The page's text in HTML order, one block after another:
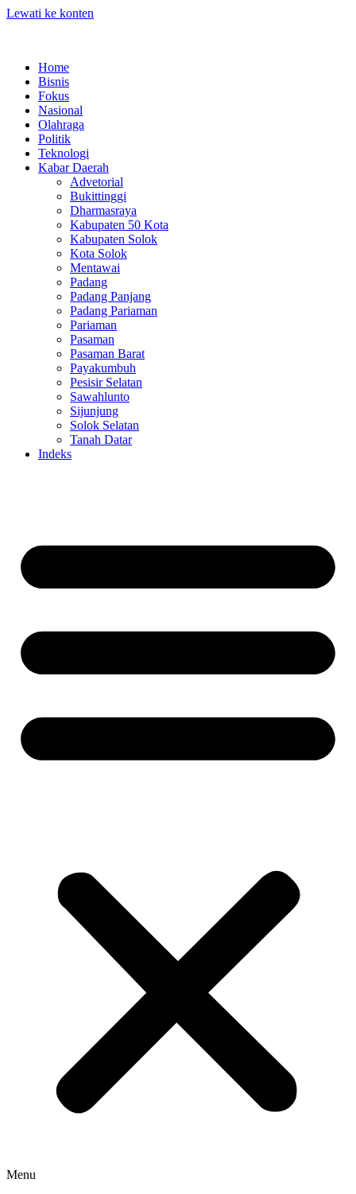
Lewati ke konten
Home
Bisnis
Fokus
Nasional
Olahraga
Politik
Teknologi
Kabar Daerah
Advetorial
Bukittinggi
Dharmasraya
Kabupaten 50 Kota
Kabupaten Solok
Kota Solok
Mentawai
Padang
Padang Panjang
Padang Pariaman
Pariaman
Pasaman
Pasaman Barat
Payakumbuh
Pesisir Selatan
Sawahlunto
Sijunjung
Solok Selatan
Tanah Datar
Indeks
Menu